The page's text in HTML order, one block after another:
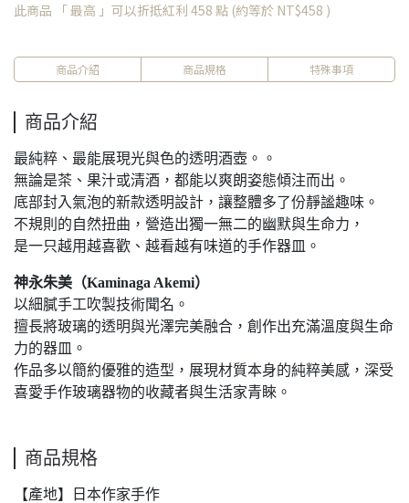
此商品 「 最高 」可以折抵紅利 458 點 (約等於 NT$458 )
商品介紹 商品規格 特殊事項
商品介紹
最純粹、最能展現光與色的透明酒壺。。
無論是茶、果汁或清酒，都能以爽朗姿態傾注而出。
底部封入氣泡的新款透明設計，讓整體多了份靜謐趣味。
不規則的自然扭曲，營造出獨一無二的幽默與生命力，
是一只越用越喜歡、越看越有味道的手作器皿。
神永朱美（Kaminaga Akemi）
以細膩手工吹製技術聞名。
擅長將玻璃的透明與光澤完美融合，創作出充滿溫度與生命
力的器皿。
作品多以簡約優雅的造型，展現材質本身的純粹美感，深受
喜愛手作玻璃器物的收藏者與生活家青睞。
商品規格
【產地】日本作家手作